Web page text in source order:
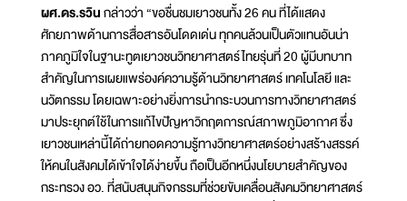
ผศ.ดร.รวินกล่าวว่า “ขอชื่นชมเยาวชนทั้ง 26 คน ที่ได้แสดง
ศักยภาพด้านการสื่อสารอันโดดเด่น ทุกคนล้วนเป็นตัวแทนอันน่า
ภาคภูมิใจในฐานะทูตเยาวชนวิทยาศาสตร์ไทยรุ่นที่ 20 ผู้มีบทบาท
สำคัญในการเผยแพร่องค์ความรู้ด้านวิทยาศาสตร์ เทคโนโลยี และ
นวัตกรรม โดยเฉพาะอย่างยิ่งการนำกระบวนการทางวิทยาศาสตร์
มาประยุกต์ใช้ในการแก้ไขปัญหาวิกฤตการณ์สภาพภูมิอากาศ ซึ่ง
เยาวชนเหล่านี้ได้ถ่ายทอดความรู้ทางวิทยาศาสตร์อย่างสร้างสรรค์
ให้คนในสังคมได้เข้าใจได้ง่ายขึ้น ถือเป็นอีกหนึ่งนโยบายสำคัญของ
กระทรวง อว. ที่สนับสนุนกิจกรรมที่ช่วยขับเคลื่อนสังคมวิทยาศาสตร์